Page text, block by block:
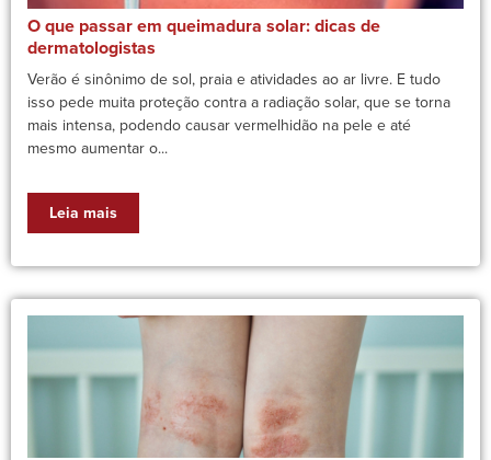
O que passar em queimadura solar: dicas de
dermatologistas
Verão é sinônimo de sol, praia e atividades ao ar livre. E tudo
isso pede muita proteção contra a radiação solar, que se torna
mais intensa, podendo causar vermelhidão na pele e até
mesmo aumentar o...
Leia mais